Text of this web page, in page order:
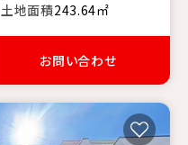
土地面積243.64㎡
お問い合わせ